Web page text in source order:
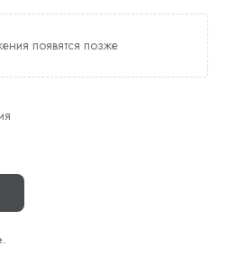
появятся позже